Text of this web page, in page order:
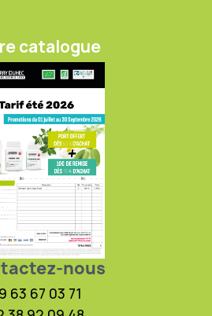
catalogue
nous
63 67 03 71